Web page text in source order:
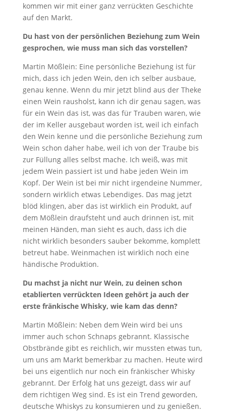
kommen wir mit einer ganz verrückten Geschichte
auf den Markt.
Du hast von der persönlichen Beziehung zum Wein
gesprochen, wie muss man sich das vorstellen?
Martin Mößlein: Eine persönliche Beziehung ist für
mich, dass ich jeden Wein, den ich selber ausbaue,
genau kenne. Wenn du mir jetzt blind aus der Theke
einen Wein rausholst, kann ich dir genau sagen, was
für ein Wein das ist, was das für Trauben waren, wie
der im Keller ausgebaut worden ist, weil ich einfach
den Wein kenne und die persönliche Beziehung zum
Wein schon daher habe, weil ich von der Traube bis
zur Füllung alles selbst mache. Ich weiß, was mit
jedem Wein passiert ist und habe jeden Wein im
Kopf. Der Wein ist bei mir nicht irgendeine Nummer,
sondern wirklich etwas Lebendiges. Das mag jetzt
blöd klingen, aber das ist wirklich ein Produkt, auf
dem Mößlein draufsteht und auch drinnen ist, mit
meinen Händen, man sieht es auch, dass ich die
nicht wirklich besonders sauber bekomme, komplett
betreut habe. Weinmachen ist wirklich noch eine
händische Produktion.
Du machst ja nicht nur Wein, zu deinen schon
etablierten verrückten Ideen gehört ja auch der
erste fränkische Whisky, wie kam das denn?
Martin Mößlein: Neben dem Wein wird bei uns
immer auch schon Schnaps gebrannt. Klassische
Obstbrände gibt es reichlich, wir mussten etwas tun,
um uns am Markt bemerkbar zu machen. Heute wird
bei uns eigentlich nur noch ein fränkischer Whisky
gebrannt. Der Erfolg hat uns gezeigt, dass wir auf
dem richtigen Weg sind. Es ist ein Trend geworden,
deutsche Whiskys zu konsumieren und zu genießen.